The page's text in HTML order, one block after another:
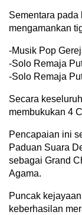
Sementara pada
mengamankan
-Musik Pop
-Solo Remaja
-Solo Remaja
Secara
membukukan 4
Pencapaian ini
Paduan Suara
sebagai Grand
Agama.
Puncak
keberhasilan